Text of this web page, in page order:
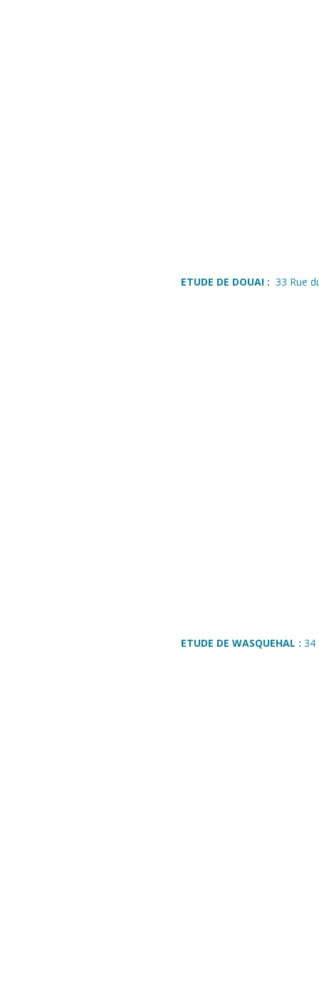
ETUDE DE DOUAI : 33 Rue
ETUDE DE WASQUEHAL : 34